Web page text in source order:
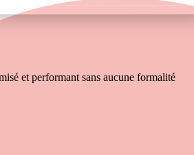
et performant sans aucune formalité